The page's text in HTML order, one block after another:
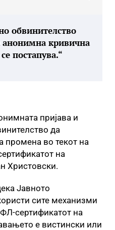
обвинителство
анонимна кривична
постапува.“
пријава и
да
промена во текот на
на
Христовски.
Јавното
сите механизми
сертификатот на
е вистински или